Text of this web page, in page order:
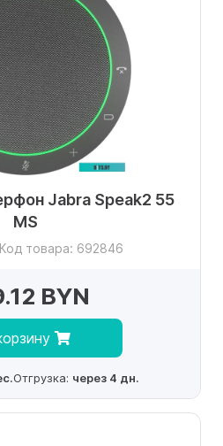
Jabra Speak2 55
MS
Код товара: 692846
BYN
Отгрузка: через 4 дн.